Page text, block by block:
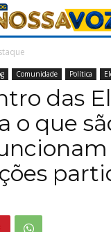
Comunidade Política
das
o que